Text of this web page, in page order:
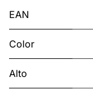
EAN
Color
Alto